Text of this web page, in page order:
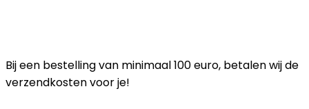
Bij een bestelling van minimaal 100 euro, betalen wij de
verzendkosten voor je!